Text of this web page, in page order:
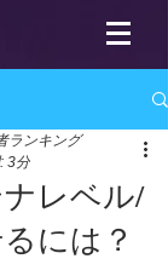
ナレベル/
には？
ランキング
3分